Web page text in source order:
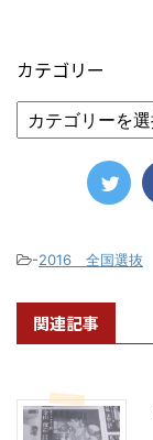
カテゴリー
-2016 全国選抜
関連記事